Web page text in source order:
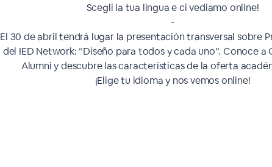
Scegli la tua lingua e ci vediamo online!
-
El 30 de abril tendrá lugar la presentación transversal sobre
del IED Network: “Diseño para todos y cada uno”. Conoce a
Alumni y descubre las características de la oferta
¡Elige tu idioma y nos vemos online!